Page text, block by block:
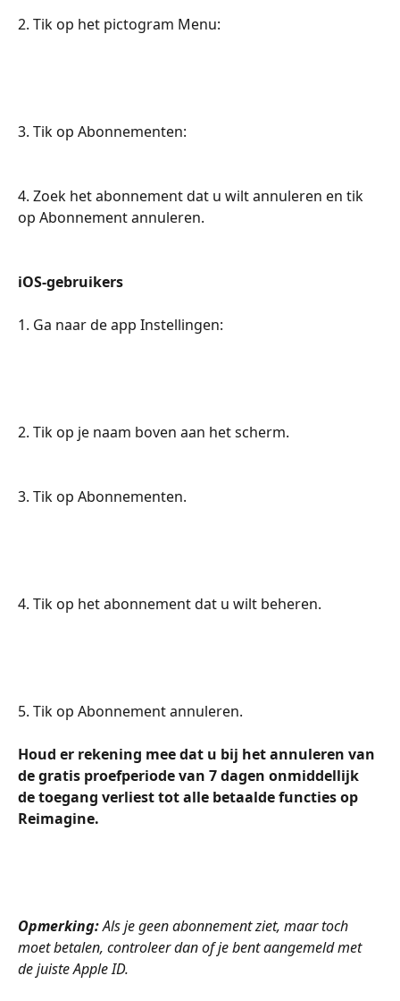
2. Tik op het pictogram Menu:
3. Tik op Abonnementen:
4. Zoek het abonnement dat u wilt annuleren en tik
op Abonnement annuleren.
iOS-gebruikers
1. Ga naar de app Instellingen:
2. Tik op je naam boven aan het scherm.
3. Tik op Abonnementen.
4. Tik op het abonnement dat u wilt beheren.
5. Tik op Abonnement annuleren.
Houd er rekening mee dat u bij het annuleren van
de gratis proefperiode van 7 dagen onmiddellijk
de toegang verliest tot alle betaalde functies op
Reimagine.
Opmerking: Als je geen abonnement ziet, maar toch
moet betalen, controleer dan of je bent aangemeld met
de juiste Apple ID.